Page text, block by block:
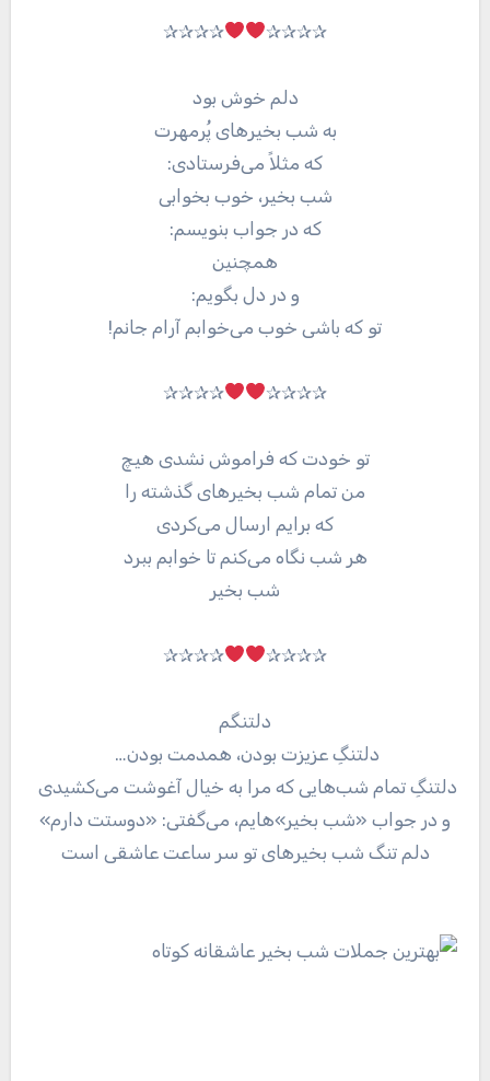
✰✰✰✰
✰✰✰✰
دلم خوش بود
به شب بخیرهای پُرمهرت
كه مثلاً می‌فرستادی:
شب بخیر، خوب بخوابی
كه در جواب بنویسم:
همچنین
و در دل بگویم:
تو كه باشی خوب می‌خوابم آرام جانم!
✰✰✰✰
✰✰✰✰
تو خودت که فراموش نشدی هیچ
من تمام شب بخیر‌های گذشته را
که برایم ارسال می‌کردی
هر شب نگاه می‌کنم تا خوابم ببرد
شب بخیر
✰✰✰✰
✰✰✰✰
دلتنگم
دلتنگِ عزیزت بودن، همدمت بودن…
دلتنگِ تمام شب‌هایی که مرا به خیال آغوشت می‌کشیدی
و در جواب «شب بخیر»هایم، می‌گفتی: «دوستت دارم»
دلم تنگ شب بخیر‌های تو سر ساعت عاشقی است